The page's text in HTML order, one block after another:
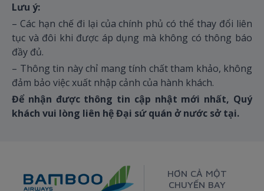
Lưu ý:
– Các hạn chế đi lại của chính phủ có thể thay đổi liên
tục và đôi khi được áp dụng mà không có thông báo
đầy đủ.
– Thông tin này chỉ mang tính chất tham khảo, không
đảm bảo việc xuất nhập cảnh của hành khách.
Để nhận được thông tin cập nhật mới nhất, Quý
khách vui lòng liên hệ Đại sứ quán ở nước sở tại.
HƠN CẢ MỘT
CHUYẾN BAY